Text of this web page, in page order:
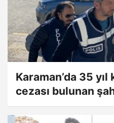
Karaman’da 35
cezası bulunan
yakalandı